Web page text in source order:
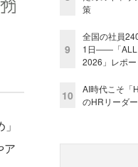
ア
策
9
全国の社員
1日――「ALL
2026」レポー
10
AI時代こそ
のHRリーダ